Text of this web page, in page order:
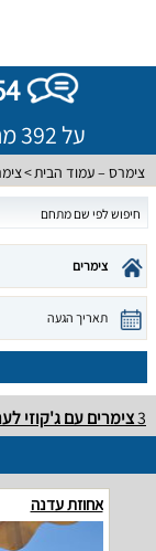
על 392 מתחמי אירוח שונים ברחבי הארץ
צימרס – עמוד הבית
צימרים
תאריך הגעה
3צימרים עם ג'קוזי
אחוזת עדנה